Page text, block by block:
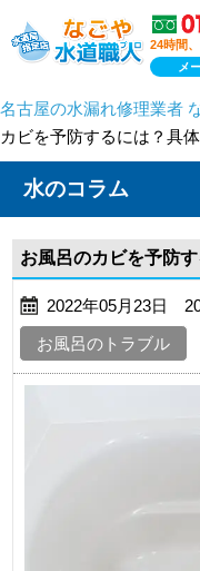
24時間
メ
名古屋の水漏れ修理業者
カビを予防するには？具
水のコラム
お風呂のカビを予防
2022年05月23日
お風呂のトラブル